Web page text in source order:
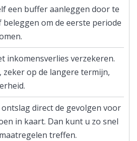
een buffer aanleggen door te
beleggen om de eerste periode
inkomensverlies verzekeren.
zeker op de langere termijn,
direct de gevolgen voor
in kaart. Dan kunt u zo snel
treffen.